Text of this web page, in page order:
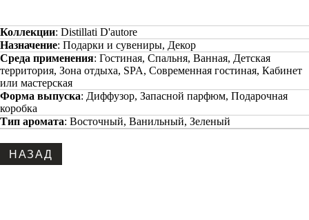
Коллекции: Distillati D'autore
Назначение: Подарки и сувениры, Декор
Среда применения: Гостиная, Спальня, Ванная, Детская
территория, Зона отдыха, SPA, Современная гостиная, Кабинет
или мастерская
Форма выпуска: Диффузор, Запасной парфюм, Подарочная
коробка
Тип аромата: Восточный, Ванильный, Зеленый